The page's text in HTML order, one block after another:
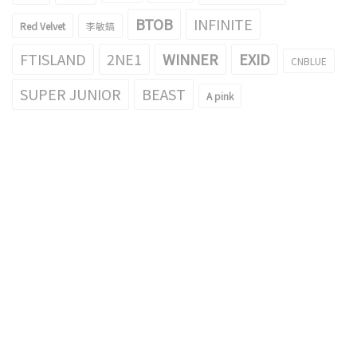
Red Velvet 李敏鎬 BTOB
INFINITE
FTISLAND
2NE1 WINNER EXID CNBLUE
SUPER JUNIOR BEAST A pink